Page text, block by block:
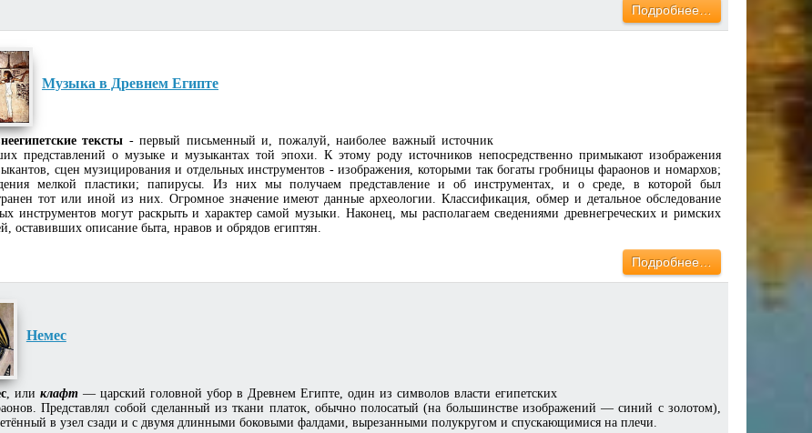
Подробнее…
Музыка в Древнем Египте
тексты - первый письменный и, пожалуй, наиболее важный источник
представлений о музыке и музыкантах той эпохи. К этому роду источников непосредственно примыкают изображения
сцен музицирования и отдельных инструментов - изображения, которыми так богаты гробницы фараонов и номархов;
мелкой пластики; папирусы. Из них мы получаем представление и об инструментах, и о среде, в которой был
тот или иной из них. Огромное значение имеют данные археологии. Классификация, обмер и детальное обследование
инструментов могут раскрыть и характер самой музыки. Наконец, мы располагаем сведениями древнегреческих и римских
оставивших описание быта, нравов и обрядов египтян.
Подробнее…
Немес
, или клафт — царский головной убор в Древнем Египте, один из символов власти египетских
Представлял собой сделанный из ткани платок, обычно полосатый (на большинстве изображений — синий с золотом),
в узел сзади и с двумя длинными боковыми фалдами, вырезанными полукругом и спускающимися на плечи.